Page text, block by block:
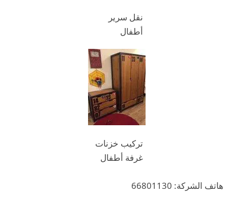
نقل سرير
أطفال
تركيب خزنات
غرفة أطفال
هاتف الشركة: 66801130